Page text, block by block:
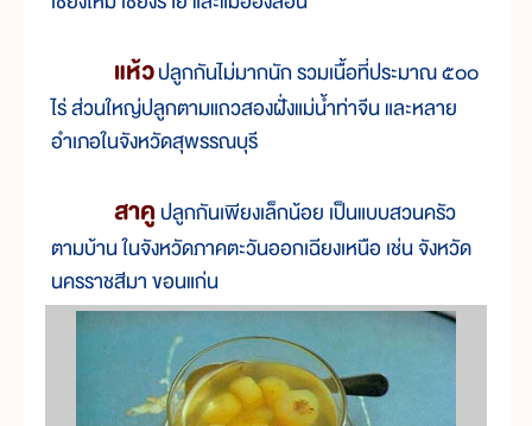
แห้วปลูกกันไม่มากนัก รวมเนื้อที่ประมาณ ๕๐๐
ไร่ ส่วนใหญ่ปลูกตามแถวสองฝั่งแม่น้ำท่าจีน และหลาย
อำเภอในจังหวัดสุพรรณบุรี
สาคู ปลูกกันเพียงเล็กน้อย เป็นแบบสวนครัว
ตามบ้าน ในจังหวัดภาคตะวันออกเฉียงเหนือ เช่น จังหวัด
นครราชสีมา ขอนแก่น